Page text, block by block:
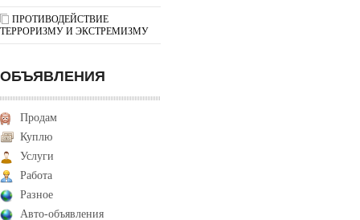
ПРОТИВОДЕЙСТВИЕ
ТЕРРОРИЗМУ И ЭКСТРЕМИЗМУ
ОБЪЯВЛЕНИЯ
Продам
Куплю
Услуги
Работа
Разное
Авто-объявления